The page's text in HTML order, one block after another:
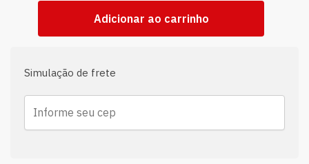
Adicionar ao carrinho
Simulação de frete